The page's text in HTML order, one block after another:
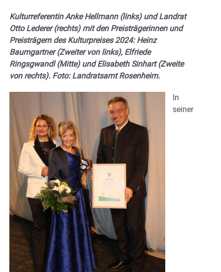
Kulturreferentin Anke Hellmann (links) und Landrat
Otto Lederer (rechts) mit den Preisträgerinnen und
Preisträgern des Kulturpreises 2024: Heinz
Baumgartner (Zweiter von links), Elfriede
Ringsgwandl (Mitte) und Elisabeth Sinhart (Zweite
von rechts). Foto: Landratsamt Rosenheim.
In
seiner